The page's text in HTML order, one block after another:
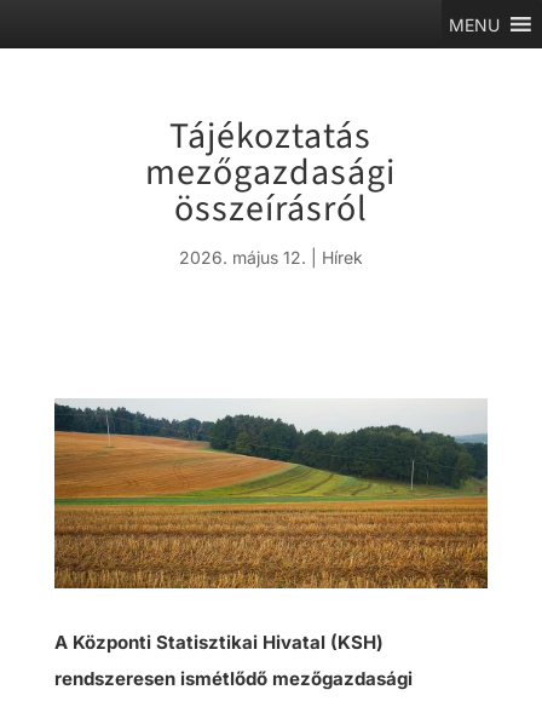
MENU
Tájékoztatás
mezőgazdasági
összeírásról
2026. május 12. Hírek
A Központi Statisztikai Hivatal (KSH)
rendszeresen ismétlődő mezőgazdasági